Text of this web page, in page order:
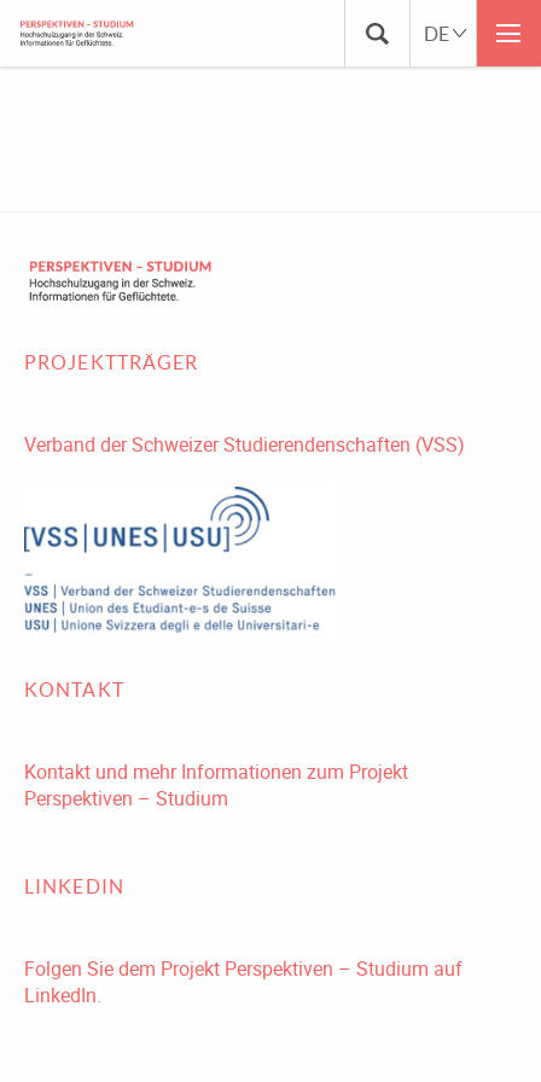
PROJEKTTRÄGER
Verband der Schweizer Studierendenschaften (VSS)
KONTAKT
Kontakt und mehr Informationen zum Projekt
Perspektiven – Studium
LINKEDIN
Folgen Sie dem Projekt Perspektiven – Studium auf
LinkedIn.